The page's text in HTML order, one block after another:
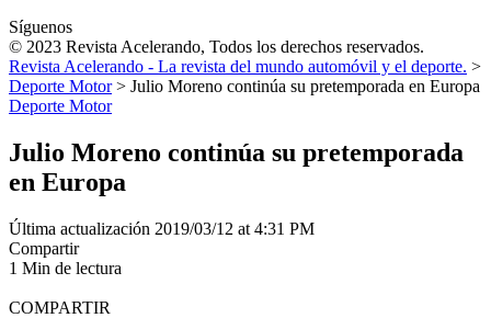
Síguenos
© 2023 Revista Acelerando, Todos los derechos reservados.
Revista Acelerando - La revista del mundo automóvil y el deporte. >
Deporte Motor> Julio Moreno continúa su pretemporada en Europa
Deporte Motor
Julio Moreno continúa su pretemporada
en Europa
Última actualización 2019/03/12 at 4:31 PM
Compartir
1 Min de lectura
COMPARTIR